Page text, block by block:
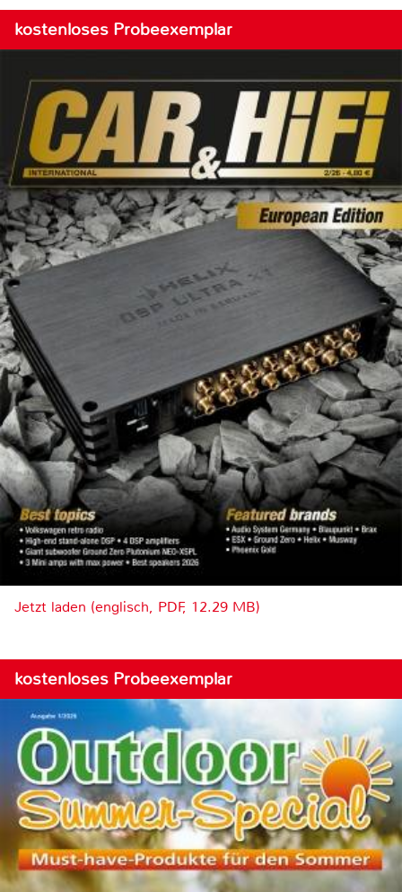
kostenloses Probeexemplar
Jetzt laden (englisch, PDF, 12.29 MB)
kostenloses Probeexemplar